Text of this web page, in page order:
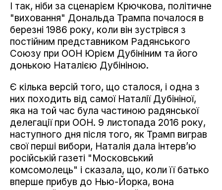
І так, ніби за сценарієм Крючкова, політичне
"виховання" Дональда Трампа почалося в
березні 1986 року, коли він зустрівся з
постійним представником Радянського
Союзу при ООН Юрієм Дубініним та його
донькою Наталією Дубініною.
Є кілька версій того, що сталося, і одна з
них походить від самої Наталії Дубініної,
яка на той час була частиною радянської
делегації при ООН. 9 листопада 2016 року,
наступного дня після того, як Трамп виграв
свої перші вибори, Наталія дала інтерв’ю
російській газеті "Московський
комсомолець" і сказала, що, коли її батько
вперше прибув до Нью-Йорка, вона